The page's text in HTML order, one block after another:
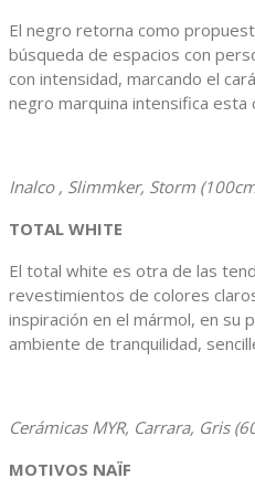
El negro retorna como
búsqueda de espacios con
con intensidad, marcando el
negro marquina intensifica esta
Inalco , Slimmker, Storm
TOTAL WHITE
El total white es otra de las
revestimientos de colores
inspiración en el mármol, en su
ambiente de tranquilidad,
Cerámicas MYR, Carrara, Gris
MOTIVOS NAÏF